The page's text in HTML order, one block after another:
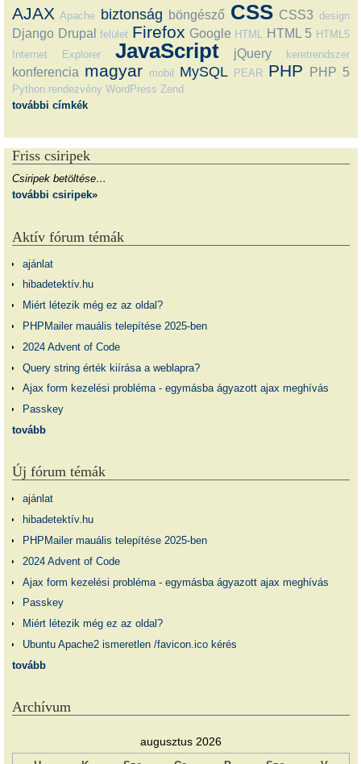
AJAX Apache biztonság böngésző CSS CSS3 design
Django Drupal felület Firefox Google HTML HTML 5 HTML5
Internet Explorer
JavaScript jQuery keretrendszer
konferencia magyar mobil MySQL PEAR PHP PHP 5
Python rendezvény WordPress Zend
további címkék
Friss csiripek
Csiripek betöltése…
további csiripek»
Aktív fórum témák
ajánlat
hibadetektív.hu
Miért létezik még ez az oldal?
PHPMailer mauális telepítése 2025-ben
2024 Advent of Code
Query string érték kiírása a weblapra?
Ajax form kezelési probléma - egymásba ágyazott ajax meghívás
Passkey
tovább
Új fórum témák
ajánlat
hibadetektív.hu
PHPMailer mauális telepítése 2025-ben
2024 Advent of Code
Ajax form kezelési probléma - egymásba ágyazott ajax meghívás
Passkey
Miért létezik még ez az oldal?
Ubuntu Apache2 ismeretlen /favicon.ico kérés
tovább
Archívum
augusztus 2026